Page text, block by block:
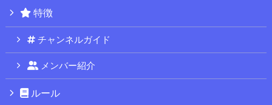
特徴
チャンネルガイド
メンバー紹介
ルール